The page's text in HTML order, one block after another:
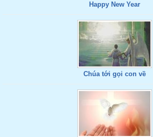
Happy New Year
Chúa tới gọi con về